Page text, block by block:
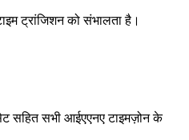
ट्रांजिशन को संभालता है।
सहित सभी आईएएनए टाइमज़ोन के